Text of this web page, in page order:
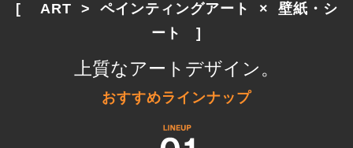
[　 ART  >  ペインティングアート  ×  壁紙・シ
ート　]
上質なアートデザイン。
おすすめラインナップ